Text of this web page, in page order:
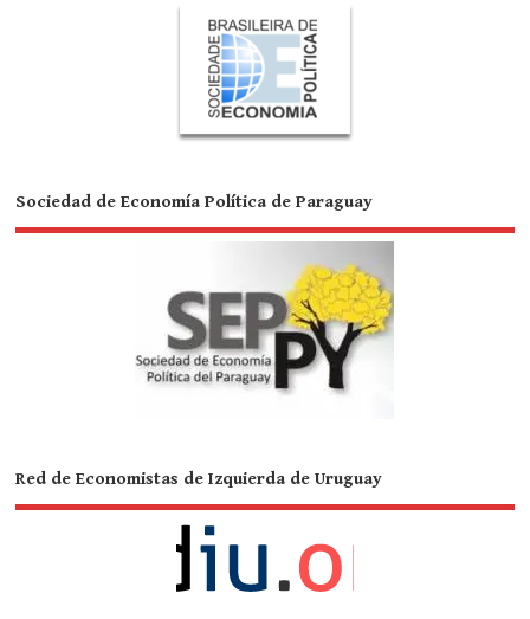
Sociedad de Economía Política de Paraguay
Red de Economistas de Izquierda de Uruguay